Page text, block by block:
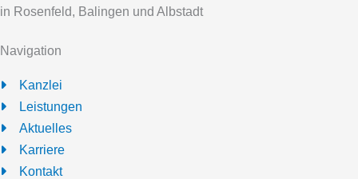
in Rosenfeld, Balingen und Albstadt
Navigation
Kanzlei
Leistungen
Aktuelles
Karriere
Kontakt